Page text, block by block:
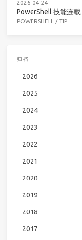
2026-04-24
PowerShell 技能连
POWERSHELL / TIP
归档
2026
2025
2024
2023
2022
2021
2020
2019
2018
2017